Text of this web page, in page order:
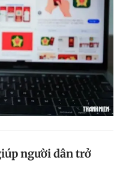
cần biết
người dân trở